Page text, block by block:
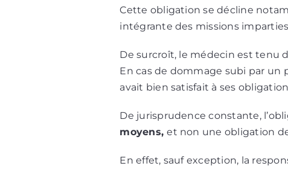
Cette obligation se décline
intégrante des missions
De surcroît, le médecin est tenu
En cas de dommage subi par un
avait bien satisfait à ses
De jurisprudence constante,
moyens,et non une obligation
En effet, sauf exception, la